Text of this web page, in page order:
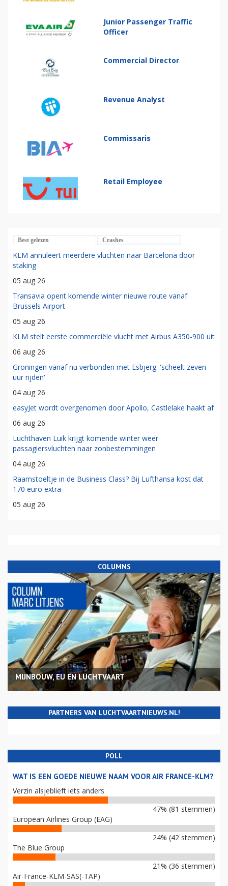
Junior Passenger Traffic
Officer
Commercial Director
Revenue Analyst
Commissaris
Retail Employee
Best gelezen Crashes
KLM annuleert meerdere vluchten naar Barcelona door
staking
05 aug 26
Transavia opent komende winter nieuwe route vanaf
Brussels Airport
05 aug 26
KLM stelt eerste commerciële vlucht met Airbus A350-900 uit
06 aug 26
Groningen vanaf nu verbonden met Esbjerg: 'scheelt zeven
uur rijden'
04 aug 26
easyJet wordt overgenomen door Apollo, Castlelake haakt af
06 aug 26
Luchthaven Luik krijgt komende winter weer
passagiersvluchten naar zonbestemmingen
04 aug 26
Raamstoeltje in de Business Class? Bij Lufthansa kost dat
170 euro extra
05 aug 26
COLUMNS
MIJNBOUW, EU EN LUCHTVAART
PARTNERS VAN LUCHTVAARTNIEUWS.NL!
POLL
WAT IS EEN GOEDE NIEUWE NAAM VOOR AIR FRANCE-KLM?
Verzin alsjeblieft iets anders
47% (81 stemmen)
European Airlines Group (EAG)
24% (42 stemmen)
The Blue Group
21% (36 stemmen)
Air-France-KLM-SAS(-TAP)